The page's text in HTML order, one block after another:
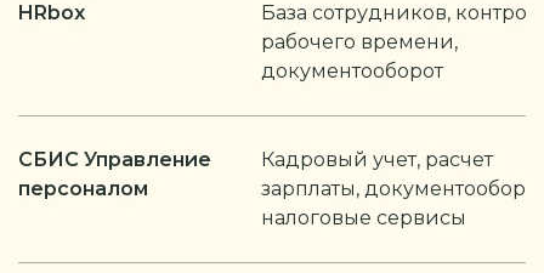
HRbox
База сотрудников,
рабочего времени,
документооборот
СБИС Управление
персоналом
Кадровый учет, расчет
зарплаты,
налоговые сервисы